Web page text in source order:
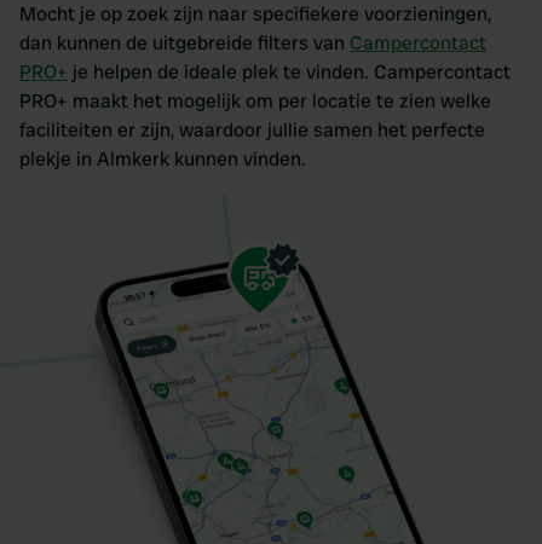
Mocht je op zoek zijn naar specifiekere voorzieningen,
dan kunnen de uitgebreide filters van Campercontact
PRO+ je helpen de ideale plek te vinden. Campercontact
PRO+ maakt het mogelijk om per locatie te zien welke
faciliteiten er zijn, waardoor jullie samen het perfecte
plekje in Almkerk kunnen vinden.